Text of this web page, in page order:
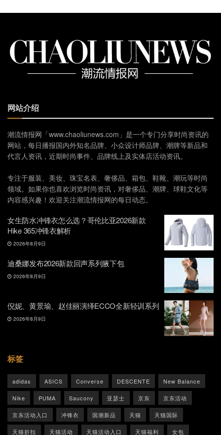
网站介绍
潮流情报网「www.chaoliunews.com」是一个专门分享时尚资讯的
网站，每日播报国内外知名品牌、小众设计师品牌、潮牌等新品和
代言人资讯，近期时尚事件、品牌线上及实体店活动资讯。
专注于服装、美妆、珠宝名表、奢侈品、箱包、鞋靴、潮玩等时尚
领域。如果你也喜欢浏览时尚资讯，对奢侈品、潮牌、球鞋文化等
内容感兴趣！欢迎关注潮流情报网的每日动态。
女生防水冲锋衣怎么选？哥伦比亚2026新款
Hike 365冲锋衣解析
2026年8月9日
迪桑娜发布2026新款回声系列腋下包
2026年8月9日
倪妮、黄景瑜、赵佳丽演绎ECCO全新轻训系列
2026年8月9日
标签
adidas ASICS Converse DESCENTE New Balance
Nike PUMA Saucony 亚瑟士 京东 京东活动
京东活动入口 冲锋衣 国潮新品 天猫 天猫国际
天猫折扣 天猫活动 天猫活动入口 天猫福利 女包